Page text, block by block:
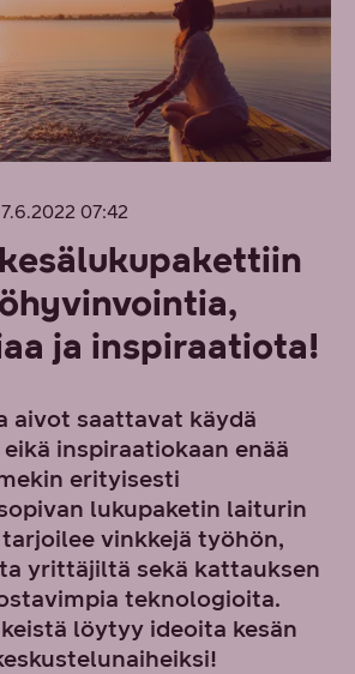
07:42
ja inspiraatiota!
aivot saattavat käydä
inspiraatiokaan enää
erityisesti
lukupaketin laiturin
vinkkejä työhön,
yrittäjiltä sekä kattauksen
teknologioita.
löytyy ideoita kesän